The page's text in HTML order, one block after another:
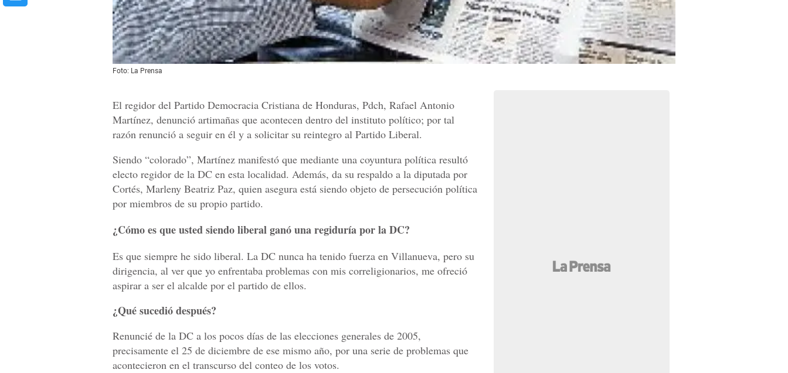
Foto: La Prensa
El regidor del Partido Democracia Cristiana de Honduras, Pdch, Rafael Antonio
Martínez, denunció artimañas que acontecen dentro del instituto político; por tal
razón renunció a seguir en él y a solicitar su reintegro al Partido Liberal.
Siendo “colorado”, Martínez manifestó que mediante una coyuntura política resultó
electo regidor de la DC en esta localidad. Además, da su respaldo a la diputada por
Cortés, Marleny Beatriz Paz, quien asegura está siendo objeto de persecución política
por miembros de su propio partido.
¿Cómo es que usted siendo liberal ganó una regiduría por la DC?
Es que siempre he sido liberal. La DC nunca ha tenido fuerza en Villanueva, pero su
dirigencia, al ver que yo enfrentaba problemas con mis correligionarios, me ofreció
aspirar a ser el alcalde por el partido de ellos.
¿Qué sucedió después?
Renuncié de la DC a los pocos días de las elecciones generales de 2005,
precisamente el 25 de diciembre de ese mismo año, por una serie de problemas que
acontecieron en el transcurso del conteo de los votos.